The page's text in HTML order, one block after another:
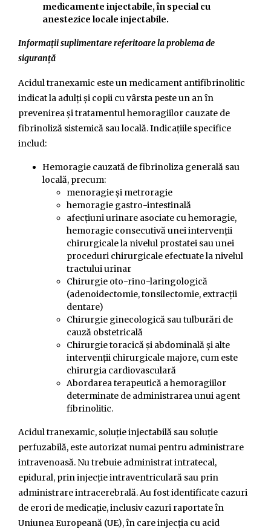
medicamente injectabile, în special cu
anestezice locale injectabile.
Informații suplimentare referitoare la problema de
siguranță
Acidul tranexamic este un medicament antifibrinolitic
indicat la adulți și copii cu vârsta peste un an în
prevenirea și tratamentul hemoragiilor cauzate de
fibrinoliză sistemică sau locală. Indicațiile specifice
includ:
Hemoragie cauzată de fibrinoliza generală sau
locală, precum:
menoragie și metroragie
hemoragie gastro-intestinală
afecțiuni urinare asociate cu hemoragie,
hemoragie consecutivă unei intervenții
chirurgicale la nivelul prostatei sau unei
proceduri chirurgicale efectuate la nivelul
tractului urinar
Chirurgie oto-rino-laringologică
(adenoidectomie, tonsilectomie, extracții
dentare)
Chirurgie ginecologică sau tulburări de
cauză obstetricală
Chirurgie toracică și abdominală și alte
intervenții chirurgicale majore, cum este
chirurgia cardiovasculară
Abordarea terapeutică a hemoragiilor
determinate de administrarea unui agent
fibrinolitic.
Acidul tranexamic, soluție injectabilă sau soluție
perfuzabilă, este autorizat numai pentru administrare
intravenoasă. Nu trebuie administrat intratecal,
epidural, prin injecție intraventriculară sau prin
administrare intracerebrală. Au fost identificate cazuri
de erori de medicație, inclusiv cazuri raportate în
Uniunea Europeană (UE), în care injecția cu acid